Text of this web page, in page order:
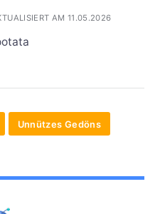
AM 11.05.2026
Unnützes Gedöns